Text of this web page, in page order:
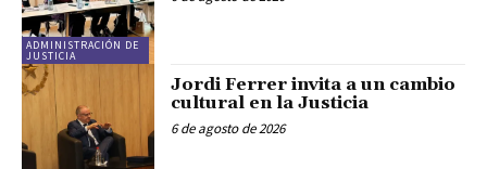
ADMINISTRACIÓN DE
JUSTICIA
Jordi Ferrer invita a un cambio
cultural en la Justicia
6 de agosto de 2026